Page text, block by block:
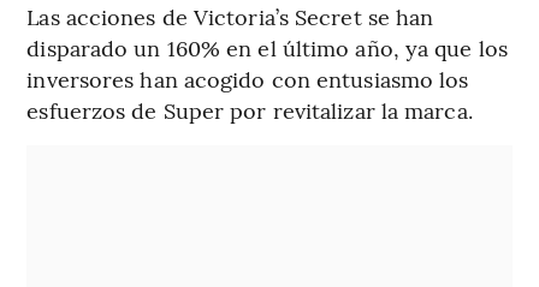
Las acciones de Victoria’s Secret se han
disparado un 160% en el último año, ya que los
inversores han acogido con entusiasmo los
esfuerzos de Super por revitalizar la marca.